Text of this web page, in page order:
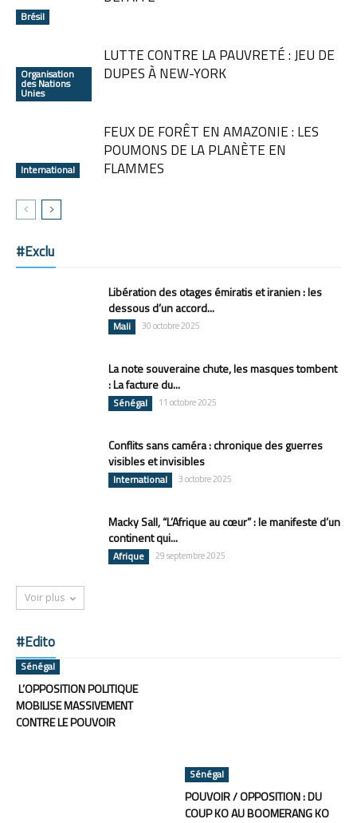
Brésil
Organisation
des Nations
Unies
LUTTE CONTRE LA PAUVRETÉ : JEU DE
DUPES À NEW-YORK
International
FEUX DE FORÊT EN AMAZONIE : LES
POUMONS DE LA PLANÈTE EN
FLAMMES
#Exclu
Libération des otages émiratis et iranien : les
dessous d’un accord...
Mali 30 octobre 2025
La note souveraine chute, les masques tombent
: La facture du...
Sénégal 11 octobre 2025
Conflits sans caméra : chronique des guerres
visibles et invisibles
International 3 octobre 2025
Macky Sall, “L’Afrique au cœur” : le manifeste d’un
continent qui...
Afrique 29 septembre 2025
Voir plus
#Edito
Sénégal
L’OPPOSITION POLITIQUE
MOBILISE MASSIVEMENT
CONTRE LE POUVOIR
Sénégal
POUVOIR / OPPOSITION : DU
COUP KO AU BOOMERANG KO